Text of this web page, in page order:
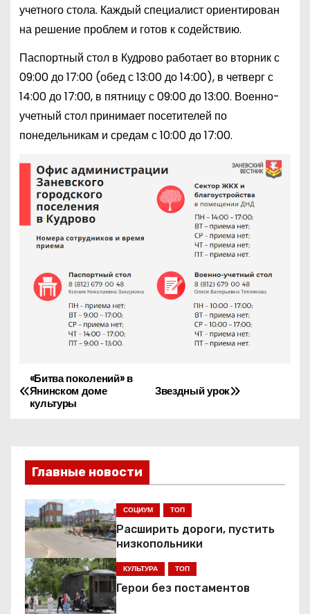
учетного стола. Каждый специалист ориентирован
на решение проблем и готов к содействию.
Паспортный стол в Кудрово работает во вторник с
09:00 до 17:00 (обед с 13:00 до 14:00), в четверг с
14:00 до 17:00, в пятницу с 09:00 до 13:00. Военно-
учетный стол принимает посетителей по
понедельникам и средам с 10:00 до 17:00.
Н
а
г
а
ц
и
Звездный урок
«Битва поколений» в
Янинском доме
культуры
Главные новости
СОЦИУМ ТОП
Расширить дороги, пустить
низкопольники
КУЛЬТУРА ТОП
Герои без постаментов